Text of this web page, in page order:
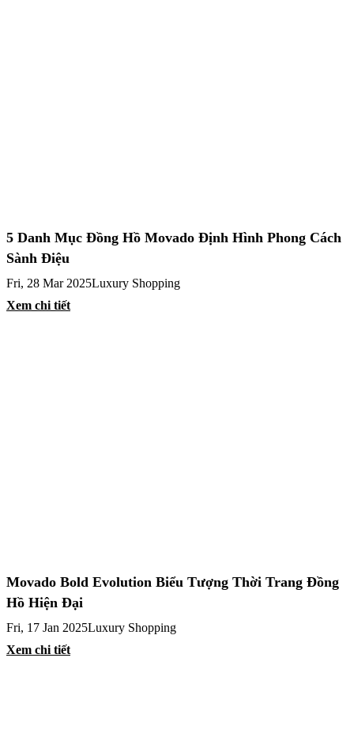
5 Danh Mục Đồng Hồ Movado Định Hình Phong Cách
Sành Điệu
Fri, 28 Mar 2025Luxury Shopping
Xem chi tiết
Movado Bold Evolution Biểu Tượng Thời Trang Đồng
Hồ Hiện Đại
Fri, 17 Jan 2025Luxury Shopping
Xem chi tiết